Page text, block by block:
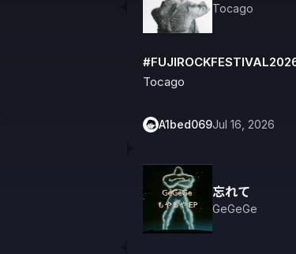
Tocago
Tocago
A1bed069Jul 16, 2026
忘れて
GeGeGe